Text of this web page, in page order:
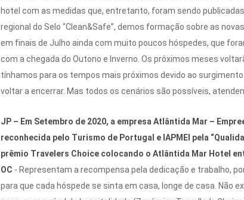
hotel com as medidas que, entretanto, foram sendo
regional do Selo “Clean&Safe”, demos formação sobre as
em finais de Julho ainda com muito poucos hóspedes, que
com a chegada do Outono e Inverno. Os próximos meses
tínhamos para os tempos mais próximos devido ao
voltar a encerrar. Mas todos os cenários são possíveis,
JP – Em Setembro de 2020, a empresa Atlântida Mar –
reconhecida pelo Turismo de Portugal e IAPMEI pela
prêmio Travelers Choice colocando o Atlântida Mar Hotel
OC - Representam a recompensa pela dedicação e trabalho,
para que cada hóspede se sinta em casa, longe de casa. Não